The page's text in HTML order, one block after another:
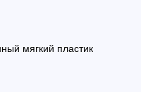
мягкий пластик